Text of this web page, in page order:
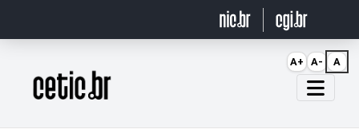
Página inicial
A+ A- A